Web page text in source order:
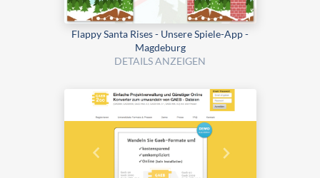
Flappy Santa Rises - Unsere Spiele-App -
Magdeburg
DETAILS ANZEIGEN